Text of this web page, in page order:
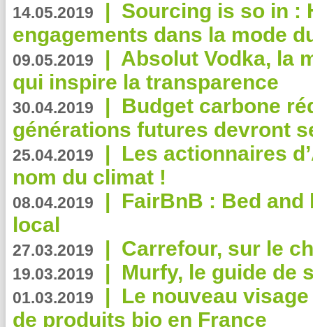
14.05.2019 | Sourcing is so in :
engagements dans la mode
09.05.2019 | Absolut Vodka, la
qui inspire la transparence
30.04.2019 | Budget carbone
générations futures devront
25.04.2019 | Les actionnaires
nom du climat !
08.04.2019 | FairBnB : Bed
local
27.03.2019 | Carrefour, sur le
19.03.2019 | Murfy, le guide de
01.03.2019 | Le nouveau
de produits bio en France